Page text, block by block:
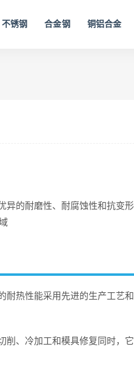
不锈钢 合金钢 铜铝合金
的耐磨性、耐腐蚀性和抗变
热性能采用先进的生产工艺
、冷加工和模具修复同时，